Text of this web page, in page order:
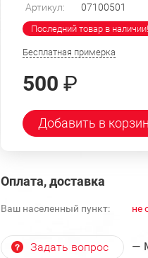
Артикул: 07100501
Последний товар в наличии!
Бесплатная примерка
500 ₽
Добавить в
Оплата, доставка
Ваш населенный пункт: не
Задать вопрос —